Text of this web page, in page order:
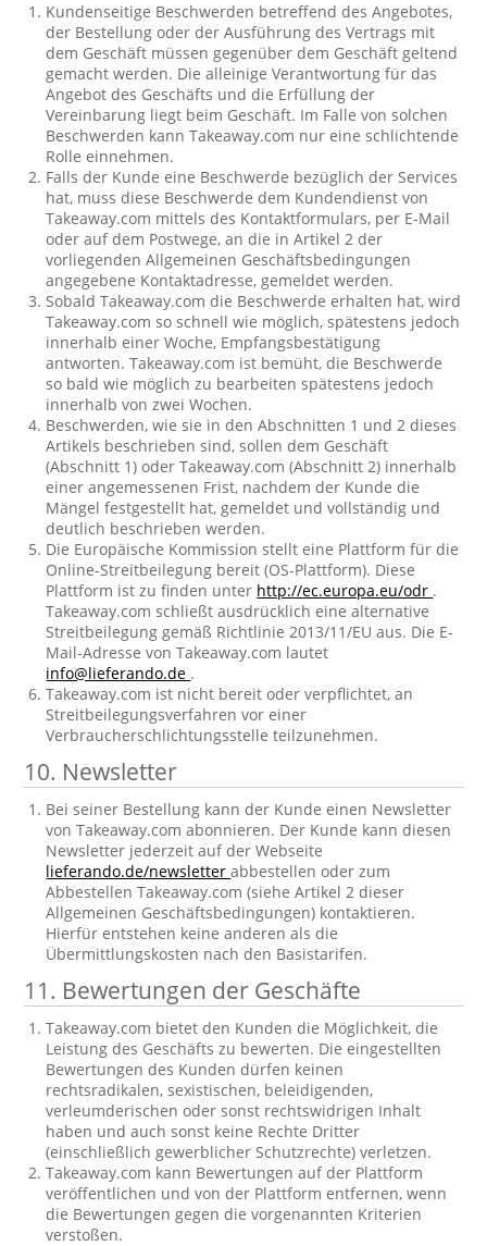
Kundenseitige Beschwerden betreffend des Angebotes,
der Bestellung oder der Ausführung des Vertrags mit
dem Geschäft müssen gegenüber dem Geschäft geltend
gemacht werden. Die alleinige Verantwortung für das
Angebot des Geschäfts und die Erfüllung der
Vereinbarung liegt beim Geschäft. Im Falle von solchen
Beschwerden kann Takeaway.com nur eine schlichtende
Rolle einnehmen.
Falls der Kunde eine Beschwerde bezüglich der Services
hat, muss diese Beschwerde dem Kundendienst von
Takeaway.com mittels des Kontaktformulars, per E-Mail
oder auf dem Postwege, an die in Artikel 2 der
vorliegenden Allgemeinen Geschäftsbedingungen
angegebene Kontaktadresse, gemeldet werden.
Sobald Takeaway.com die Beschwerde erhalten hat, wird
Takeaway.com so schnell wie möglich, spätestens jedoch
innerhalb einer Woche, Empfangsbestätigung
antworten. Takeaway.com ist bemüht, die Beschwerde
so bald wie möglich zu bearbeiten spätestens jedoch
innerhalb von zwei Wochen.
Beschwerden, wie sie in den Abschnitten 1 und 2 dieses
Artikels beschrieben sind, sollen dem Geschäft
(Abschnitt 1) oder Takeaway.com (Abschnitt 2) innerhalb
einer angemessenen Frist, nachdem der Kunde die
Mängel festgestellt hat, gemeldet und vollständig und
deutlich beschrieben werden.
Die Europäische Kommission stellt eine Plattform für die
Online-Streitbeilegung bereit (OS-Plattform). Diese
Plattform ist zu finden unter http://ec.europa.eu/odr .
Takeaway.com schließt ausdrücklich eine alternative
Streitbeilegung gemäß Richtlinie 2013/11/EU aus. Die E-
Mail-Adresse von Takeaway.com lautet
info@lieferando.de .
Takeaway.com ist nicht bereit oder verpflichtet, an
Streitbeilegungsverfahren vor einer
Verbraucherschlichtungsstelle teilzunehmen.
10. Newsletter
Bei seiner Bestellung kann der Kunde einen Newsletter
von Takeaway.com abonnieren. Der Kunde kann diesen
Newsletter jederzeit auf der Webseite
lieferando.de/newsletterabbestellen oder zum
Abbestellen Takeaway.com (siehe Artikel 2 dieser
Allgemeinen Geschäftsbedingungen) kontaktieren.
Hierfür entstehen keine anderen als die
Übermittlungskosten nach den Basistarifen.
11. Bewertungen der Geschäfte
Takeaway.com bietet den Kunden die Möglichkeit, die
Leistung des Geschäfts zu bewerten. Die eingestellten
Bewertungen des Kunden dürfen keinen
rechtsradikalen, sexistischen, beleidigenden,
verleumderischen oder sonst rechtswidrigen Inhalt
haben und auch sonst keine Rechte Dritter
(einschließlich gewerblicher Schutzrechte) verletzen.
Takeaway.com kann Bewertungen auf der Plattform
veröffentlichen und von der Plattform entfernen, wenn
die Bewertungen gegen die vorgenannten Kriterien
verstoßen.